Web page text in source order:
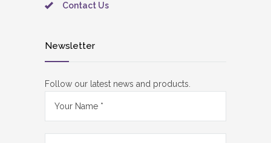
Contact Us
Newsletter
Follow our latest news and products.